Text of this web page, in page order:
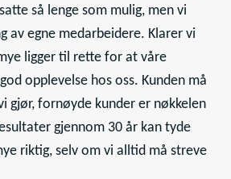
så lenge som mulig, men vi
av egne medarbeidere. Klarer vi
ligger til rette for at våre
opplevelse hos oss. Kunden må
gjør, fornøyde kunder er nøkkelen
gjennom 30 år kan tyde
riktig, selv om vi alltid må streve